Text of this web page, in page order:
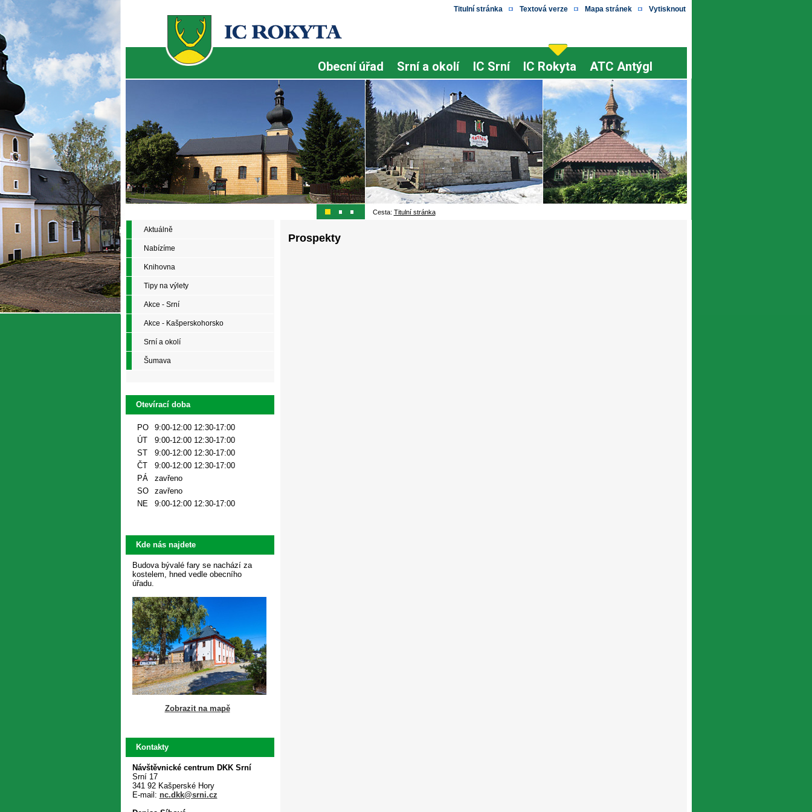
Obecní úřad Srní a okolí IC Srní IC Rokyta ATC Antýgl
Cesta: Titulní stránka
Titulní stránka Textová verze Mapa stránek Vytisknout
Aktuálně
Nabízíme
Knihovna
Tipy na výlety
Akce - Srní
Akce - Kašperskohorsko
Srní a okolí
Šumava
Otevírací doba
PO
9:00-12:00 12:30-17:00
ÚT
9:00-12:00 12:30-17:00
ST
9:00-12:00 12:30-17:00
ČT
9:00-12:00 12:30-17:00
PÁ
zavřeno
SO
zavřeno
NE
9:00-12:00 12:30-17:00
Kde nás najdete
Budova bývalé fary se nachází za
kostelem, hned vedle obecního
úřadu.
Zobrazit na mapě
Kontakty
Návštěvnické centrum DKK Srní
Srní 17
341 92 Kašperské Hory
E-mail: nc.dkk@srni.cz
Prospekty